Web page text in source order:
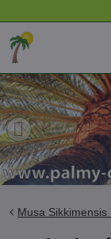
Musa Sikkimensis